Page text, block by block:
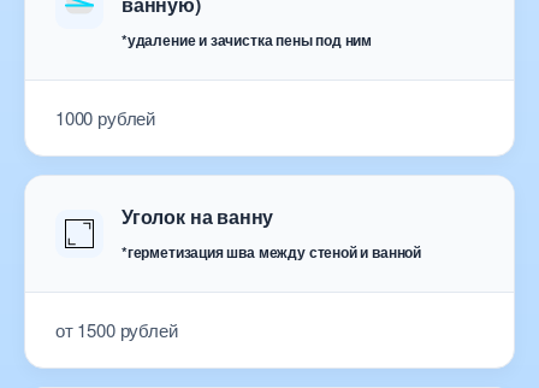
*удаление и зачистка пены под ним
1000 рублей
Уголок на ванну
*герметизация шва между стеной и ванной
от 1500 рублей